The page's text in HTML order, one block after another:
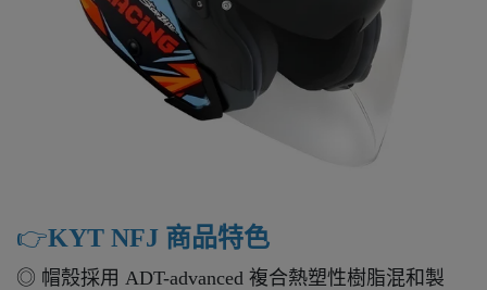
👉️KYT NFJ 商品特色
◎ 帽殼採用 ADT-advanced 複合熱塑性樹脂混和製